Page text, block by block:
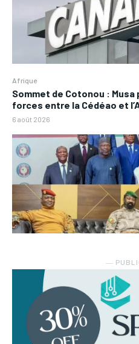
Afrique
Sommet de Cotonou : Musa
forces entre la Cédéao et
6 août 2026
―